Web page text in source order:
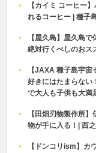
【カイミ コーヒー
れるコーヒー | 種子
【屋久島】屋久島
絶対行くべしのお
【JAXA 種子島宇
好きにはたまらな
で大人も子供も大満
【田畑刃物製作所
物が手に入る！| 西之
【ドンコリism】カ